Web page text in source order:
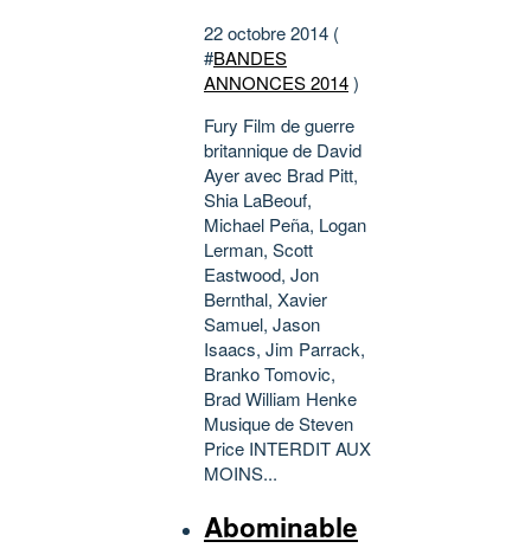
22 octobre 2014 (
#BANDES
ANNONCES 2014)
Fury Film de guerre
britannique de David
Ayer avec Brad Pitt,
Shia LaBeouf,
Michael Peña, Logan
Lerman, Scott
Eastwood, Jon
Bernthal, Xavier
Samuel, Jason
Isaacs, Jim Parrack,
Branko Tomovic,
Brad William Henke
Musique de Steven
Price INTERDIT AUX
MOINS...
Abominable